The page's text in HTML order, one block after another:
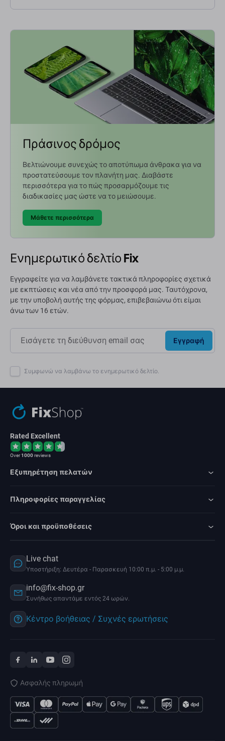
Πράσινος δρόμος
Βελτιώνουμε συνεχώς το αποτύπωμα άνθρακα για να
προστατεύσουμε τον πλανήτη μας. Διαβάστε
περισσότερα για το πώς προσαρμόζουμε τις
διαδικασίες μας ώστε να το μειώσουμε.
Μάθετε περισσότερα
Ενημερωτικό δελτίο Fix
Εγγραφείτε για να λαμβάνετε τακτικά πληροφορίες σχετικά
με εκπτώσεις και νέα από την προσφορά μας. Ταυτόχρονα,
με την υποβολή αυτής της φόρμας, επιβεβαιώνω ότι είμαι
άνω των 16 ετών.
Εγγραφή
Συμφωνώ να λαμβάνω το ενημερωτικό δελτίο.
Rated Excellent
Over1000reviews
Εξυπηρέτηση πελατών
Πληροφορίες παραγγελίας
Όροι και προϋποθέσεις
Live chat
Υποστήριξη: Δευτέρα - Παρασκευή 10:00 π.μ. - 5:00 μ.μ.
info@fix-shop.gr
Συνήθως απαντάμε εντός 24 ωρών.
Κέντρο βοήθειας / Συχνές ερωτήσεις
Ασφαλής πληρωμή